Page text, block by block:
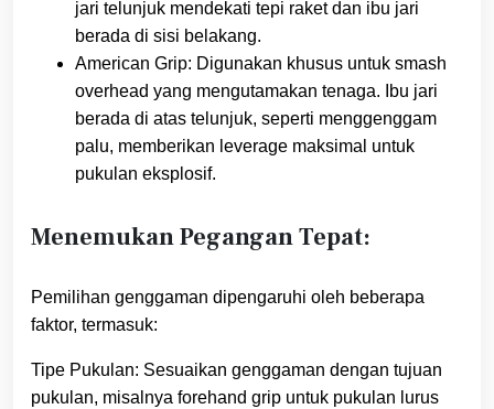
jari telunjuk mendekati tepi raket dan ibu jari
berada di sisi belakang.
American Grip: Digunakan khusus untuk smash
overhead yang mengutamakan tenaga. Ibu jari
berada di atas telunjuk, seperti menggenggam
palu, memberikan leverage maksimal untuk
pukulan eksplosif.
Menemukan Pegangan Tepat:
Pemilihan genggaman dipengaruhi oleh beberapa
faktor, termasuk:
Tipe Pukulan: Sesuaikan genggaman dengan tujuan
pukulan, misalnya forehand grip untuk pukulan lurus